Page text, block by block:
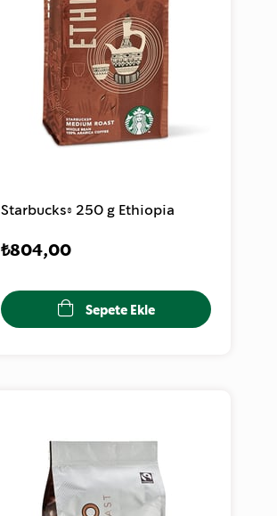
Starbucks® 250 g Ethiopia
₺804,00
Sepete Ekle